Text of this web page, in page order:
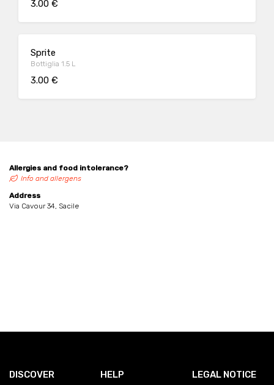
3.00 €
Sprite
Bottiglia 1.5 L
3.00 €
Allergies and food intolerance?
Info and allergens
Address
Via Cavour 34, Sacile
DISCOVER HELP LEGAL NOTICE